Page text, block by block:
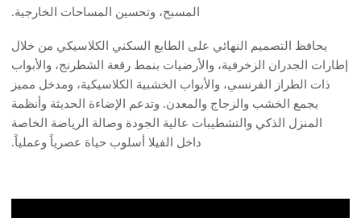
المسبح، وتحسين المساحات الخارجية.
يحافظ التصميم النهائي على الطابع السكني الكلاسيكي من خلال
إطارات الجدران الزخرفية، والأرضيات بنمط رقعة الشطرنج، والأبواب
ذات الطراز الفرنسي، والأبواب الخشبية الكلاسيكية، ومدخل مميز
يجمع الخشب والزجاج والمعدن. وتدعم الإضاءة الحديثة وأنظمة
المنزل الذكي والتشطيبات عالية الجودة وصالة الرياضة الخاصة
داخل الفيلا أسلوب حياة عصرياً وعملياً.